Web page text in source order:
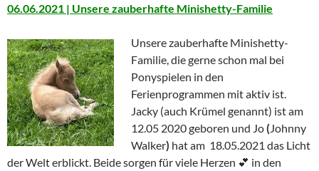
06.06.2021 | Unsere zauberhafte Minishetty-Familie
Unsere zauberhafte Minishetty-
Familie, die gerne schon mal bei
Ponyspielen in den
Ferienprogrammen mit aktiv ist.
Jacky (auch Krümel genannt) ist am
12.05 2020 geboren und Jo( Johnny
Walker) hat am 18.05.2021 das Licht
der Welt erblickt. Beide sorgen für viele Herzen 💕 in den